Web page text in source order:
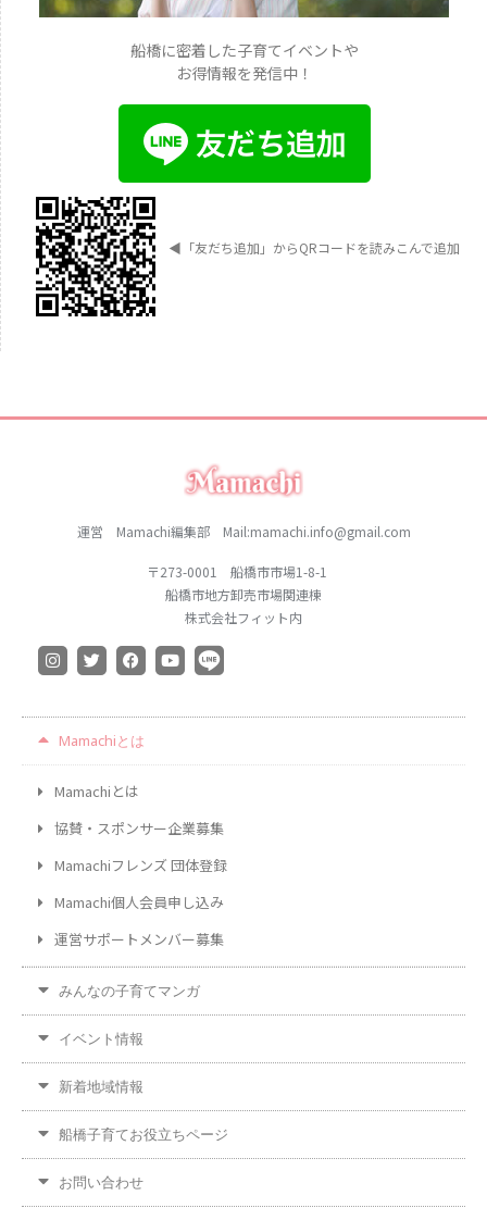
船橋に密着した子育てイベントや
お得情報を発信中！
◀︎ 「友だち追加」からQRコードを読みこんで追加
運営 Mamachi編集部 Mail:mamachi.info@gmail.com
〒273-0001 船橋市市場1-8-1
船橋市地方卸売市場関連棟
株式会社フィット内
Mamachiとは
Mamachiとは
協賛・スポンサー企業募集
Mamachiフレンズ 団体登録
Mamachi個人会員申し込み
運営サポートメンバー募集
みんなの子育てマンガ
イベント情報
新着地域情報
船橋子育てお役立ちページ
お問い合わせ